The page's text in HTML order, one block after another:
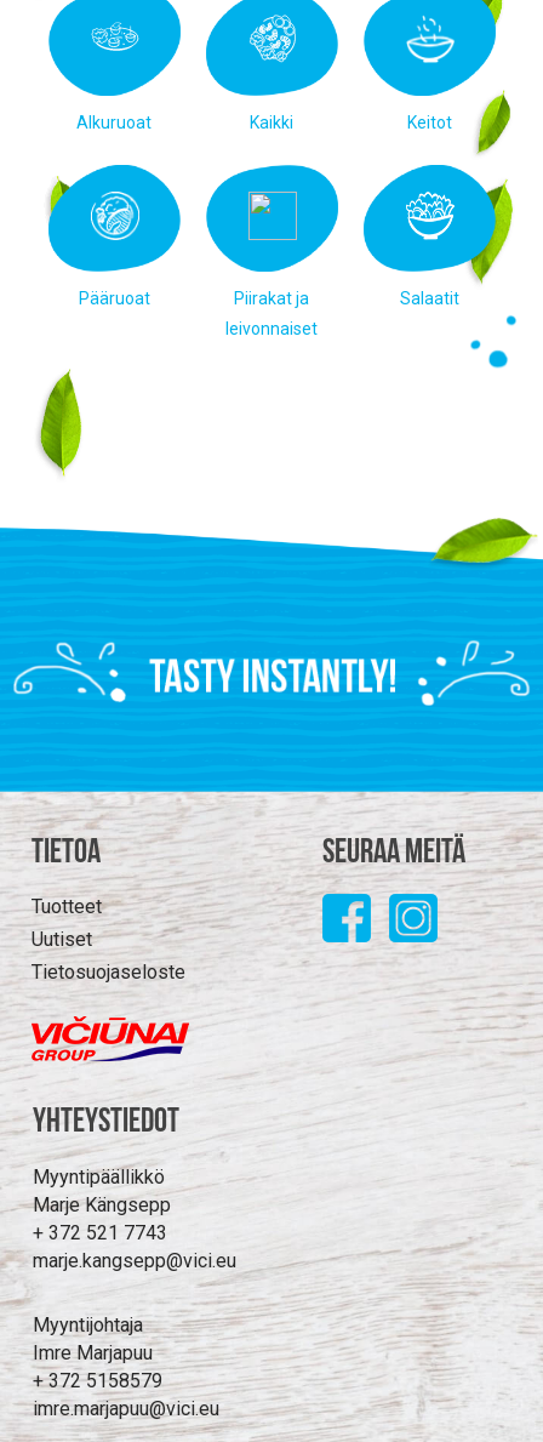
Alkuruoat Kaikki Keitot
Pääruoat
Piirakat ja
leivonnaiset
Salaatit
Tietoa
Tuotteet
Uutiset
Tietosuojaseloste
Seuraa meitä
Yhteystiedot
Myyntipäällikkö
Marje Kängsepp
+ 372 521 7743
marje.kangsepp@vici.eu
Myyntijohtaja
Imre Marjapuu
+ 372 5158579
imre.marjapuu@vici.eu